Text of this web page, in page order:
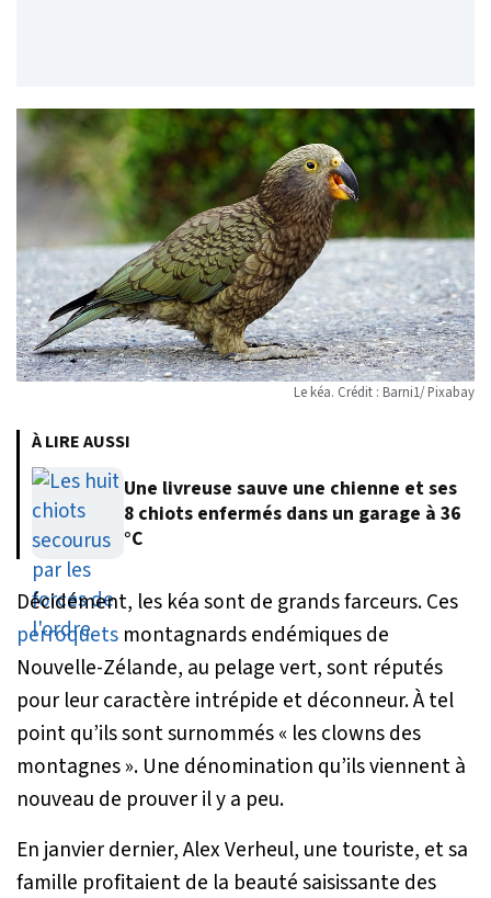
Le kéa. Crédit : Barni1/ Pixabay
À LIRE AUSSI
Une livreuse sauve une chienne et ses
8 chiots enfermés dans un garage à 36
°C
Décidément, les kéa sont de grands farceurs. Ces
perroquets montagnards endémiques de
Nouvelle-Zélande, au pelage vert, sont réputés
pour leur caractère intrépide et déconneur. À tel
point qu’ils sont surnommés « les clowns des
montagnes ». Une dénomination qu’ils viennent à
nouveau de prouver il y a peu.
En janvier dernier, Alex Verheul, une touriste, et sa
famille profitaient de la beauté saisissante des